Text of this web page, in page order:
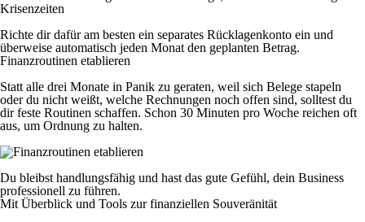
Krisenzeiten
Richte dir dafür am besten ein separates Rücklagenkonto ein und
überweise automatisch jeden Monat den geplanten Betrag.
Finanzroutinen etablieren
Statt alle drei Monate in Panik zu geraten, weil sich Belege stapeln
oder du nicht weißt, welche Rechnungen noch offen sind, solltest du
dir feste Routinen schaffen. Schon 30 Minuten pro Woche reichen oft
aus, um Ordnung zu halten.
Du bleibst handlungsfähig und hast das gute Gefühl, dein Business
professionell zu führen.
Mit Überblick und Tools zur finanziellen Souveränität